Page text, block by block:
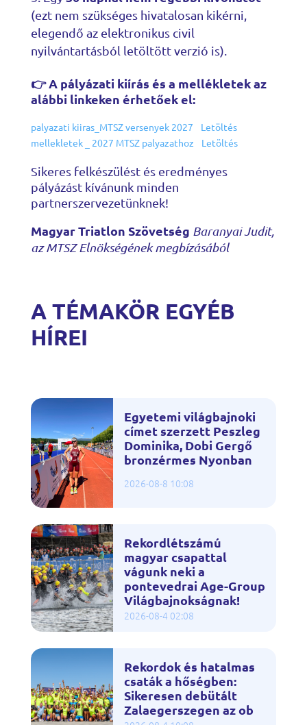
(ezt nem szükséges hivatalosan kikérni,
elegendő az elektronikus civil
nyilvántartásból letöltött verzió is).
👉 A pályázati kiírás és a mellékletek az
alábbi linkeken érhetőek el:
palyazati kiiras_MTSZ versenyek 2027
Letöltés
mellekletek _ 2027 MTSZ palyazathoz
Letöltés
Sikeres felkészülést és eredményes
pályázást kívánunk minden
partnerszervezetünknek!
Magyar Triatlon Szövetség Baranyai Judit,
az MTSZ Elnökségének megbízásából
A TÉMAKÖR EGYÉB
HÍREI
Egyetemi világbajnoki
címet szerzett Peszleg
Dominika, Dobi Gergő
bronzérmes Nyonban
2026-08-8 10:08
Rekordlétszámú
magyar csapattal
vágunk neki a
pontevedrai Age-Group
Világbajnokságnak!
2026-08-4 02:08
Rekordok és hatalmas
csaták a hőségben:
Sikeresen debütált
Zalaegerszegen az ob